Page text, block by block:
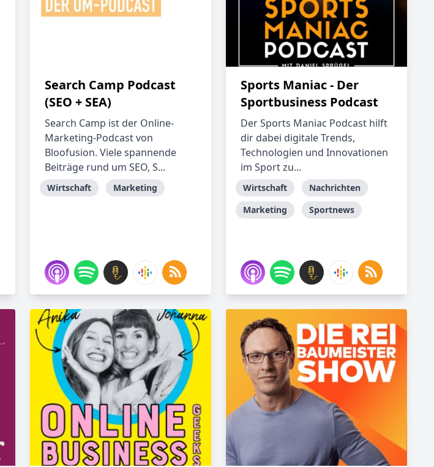
Search Camp Podcast
(SEO + SEA)
Search Camp ist der Online-
Marketing-Podcast von
Bloofusion. Viele spannende
Beiträge rund um SEO, S...
Wirtschaft Marketing
Sports Maniac - Der
Sportbusiness Podcast
Der Sports Maniac Podcast hilft
dir dabei digitale Trends,
Technologien und Innovationen
im Sport zu...
Wirtschaft
Nachrichten
Marketing
Sportnews